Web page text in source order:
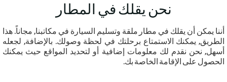
نحن يقلك في المطار
أننا يمكن أن يقلك في مطار ملقة وتسليم السيارة في مكاتبنا, مجاناً. هذا
الطريق, يمكنك الاستمتاع برحلتك في لحظة وصولك. بالإضافة, لجعله
أسهل, نحن نقدم لك معلومات إضافية أو لتحديد المواقع حيث يمكنك
الحصول على الإقامة الخاصة بك.